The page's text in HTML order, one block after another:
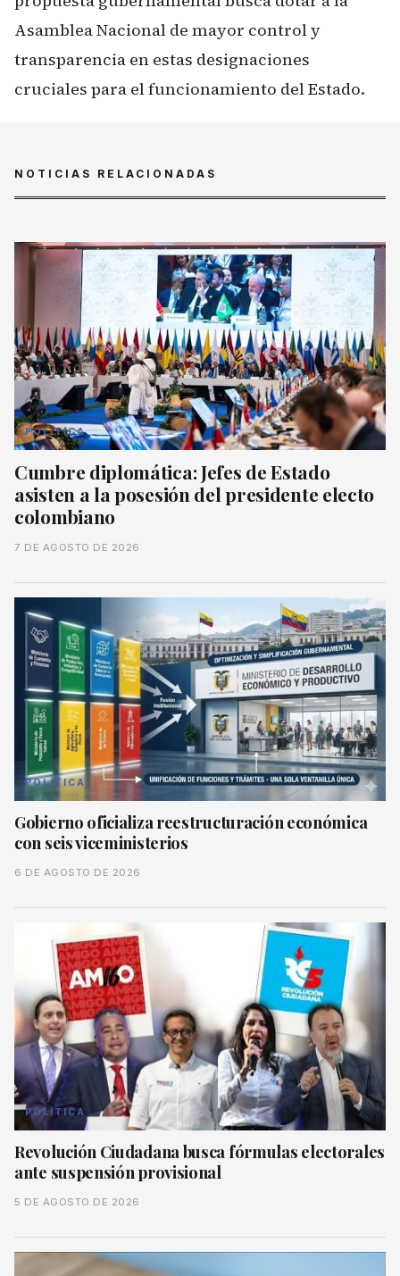
Asamblea Nacional de mayor control y
transparencia en estas designaciones
cruciales para el funcionamiento del Estado.
NOTICIAS RELACIONADAS
POLÍTICA
Cumbre diplomática: Jefes de Estado
asisten a la posesión del presidente electo
colombiano
7 DE AGOSTO DE 2026
POLÍTICA
Gobierno oficializa reestructuración económica
con seis viceministerios
6 DE AGOSTO DE 2026
POLÍTICA
Revolución Ciudadana busca fórmulas electorales
ante suspensión provisional
5 DE AGOSTO DE 2026